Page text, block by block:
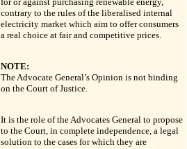
contrary to the rules of the liberalised internal
electricity market which aim to offer consumers
a real choice at fair and competitive prices.
NOTE:
The Advocate General’s Opinion is not binding
on the Court of Justice.
It is the role of the Advocates General to propose
to the Court, in complete independence, a legal
solution to the cases for which they are